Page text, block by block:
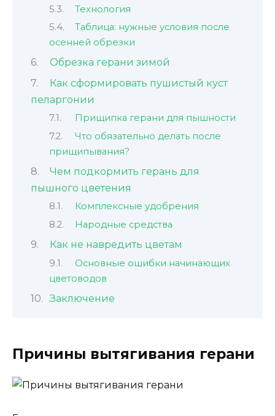
Технология
Таблица: нужные условия после
осенней обрезки
Обрезка герани зимой
Как сформировать пушистый куст
пеларгонии
Прищипка герани для пышности
Что обязательно делать после
прищипывания?
Чем подкормить герань для
пышного цветения
Комплексные удобрения
Народные средства
Как не навредить цветам
Основные ошибки начинающих
цветоводов
Заключение
Причины вытягивания герани